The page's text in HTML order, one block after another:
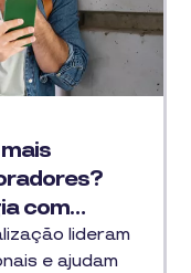
com…
lideram
e ajudam